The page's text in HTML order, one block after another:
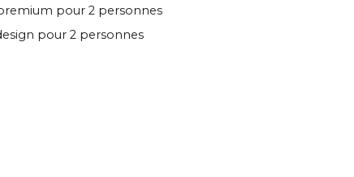
pour 2 personnes
pour 2 personnes